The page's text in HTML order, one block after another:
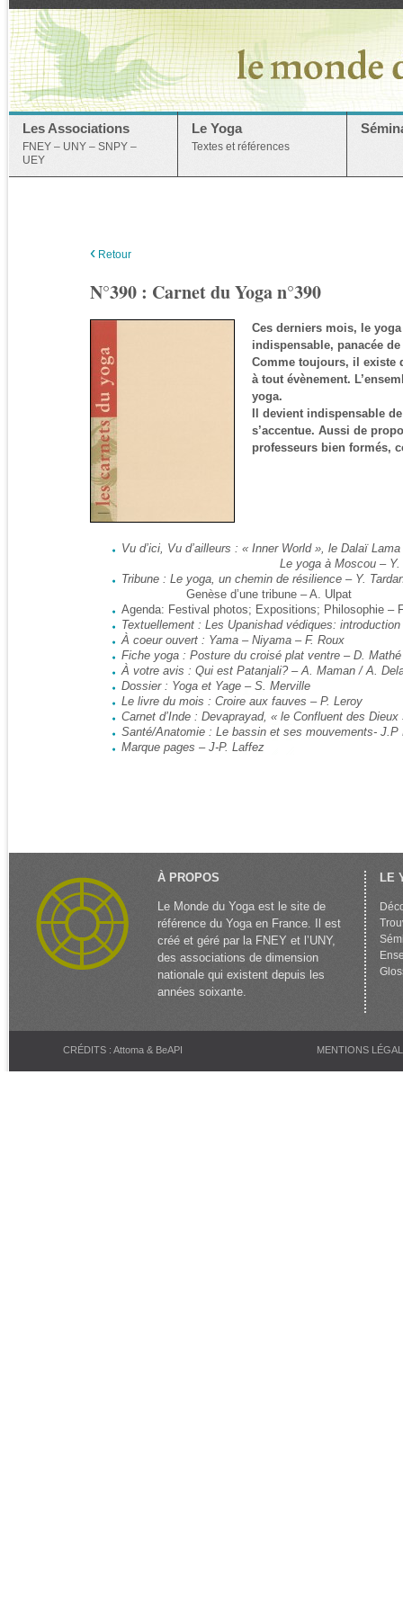
Les Associations
FNEY – UNY – SNPY –
UEY
Le Yoga
Textes et références
‹ Retour
N°390 : Carnet du Yoga n°390
Ces derniers mois, le
indispensable, panacée
Comme toujours, il existe
à tout évènement.
yoga.
Il devient indispensable
s’accentue. Aussi de
professeurs bien formés,
Vu d’ici, Vu d’ailleurs : « Inner World », le Dalaï
Le yoga à Moscou – Y.
Tribune : Le yoga, un chemin de résilience – Y.
Genèse d’une tribune – A. Ulpat
Agenda: Festival photos; Expositions; Philosophie –
Textuellement : Les Upanishad védiques:
À coeur ouvert : Yama – Niyama – F. Roux
Fiche yoga : Posture du croisé plat ventre – D. Mathé
À votre avis : Qui est Patanjali? – A. Maman / A.
Dossier : Yoga et Yage – S. Merville
Le livre du mois : Croire aux fauves – P. Leroy
Carnet d’Inde : Devaprayad, « le Confluent des
Santé/Anatomie : Le bassin et ses mouvements- J.P
Marque pages – J-P. Laffez
À PROPOS
Le Monde du Yoga est le site de
référence du Yoga en France. Il est
créé et géré par la FNEY et l’UNY,
des associations de dimension
nationale qui existent depuis les
années soixante.
LE
CRÉDITS : Attoma & BeAPI MENTIONS